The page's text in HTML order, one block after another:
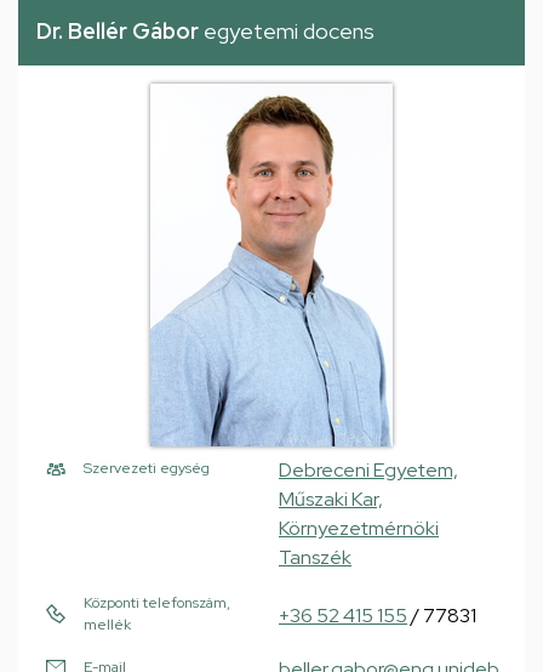
Dr. Bellér Gábor egyetemi docens
Szervezeti egység
Debreceni Egyetem,
Műszaki Kar,
Környezetmérnöki
Tanszék
Központi telefonszám,
mellék
+36 52 415 155/ 77831
E-mail